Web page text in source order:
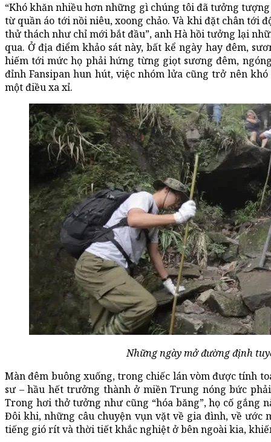
“Khó khăn nhiều hơn những gì chúng tôi đã tưởng
từ quần áo tới nồi niêu, xoong chảo. Và khi đặt chân tới
thử thách như chỉ mới bắt đầu”, anh Hà hồi tưởng lại
qua. Ở địa điểm khảo sát này, bất kể ngày hay đêm,
hiếm tới mức họ phải hứng từng giọt sương đêm,
đỉnh Fansipan hun hút, việc nhóm lửa cũng trở nên
một điều xa xỉ.
Những ngày mở đường định
Màn đêm buông xuống, trong chiếc lán vòm được tính
sư – hầu hết trưởng thành ở miền Trung nóng bức
Trong hơi thở tưởng như cũng “hóa băng”, họ cố gắng
Đôi khi, những câu chuyện vụn vặt về gia đình, về ước
tiếng gió rít và thời tiết khắc nghiệt ở bên ngoài kia,